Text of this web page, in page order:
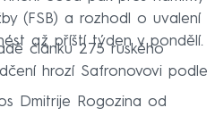
(FSB) a rozhodl o uvalení
až příští týden v pondělí.
článku 275 ruského
hrozí Safronovovi podle
Dmitrije Rogozina od